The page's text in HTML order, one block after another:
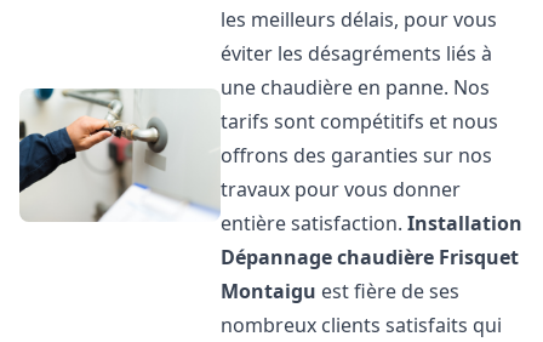
les meilleurs délais, pour vous
éviter les désagréments liés à
une chaudière en panne. Nos
tarifs sont compétitifs et nous
offrons des garanties sur nos
travaux pour vous donner
entière satisfaction.Installation
Dépannage chaudière Frisquet
Montaigu est fière de ses
nombreux clients satisfaits qui